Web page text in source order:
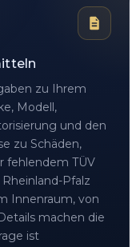
zu Ihrem
Modell,
und den
zu Schäden,
fehlendem TÜV
Pfalz
Innenraum, von
machen die
ist